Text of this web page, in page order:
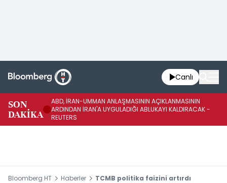
Canlı
SON
DAKİKA
ABD, İRAN-UMMAN ANLAŞMASININ AÇIKLANMASININ
ARDINDAN İRAN'A UYGULADIĞI ABLUKAYI KALDIRACAK -
REUTERS
Bloomberg HT Haberler TCMB politika faizini artırdı